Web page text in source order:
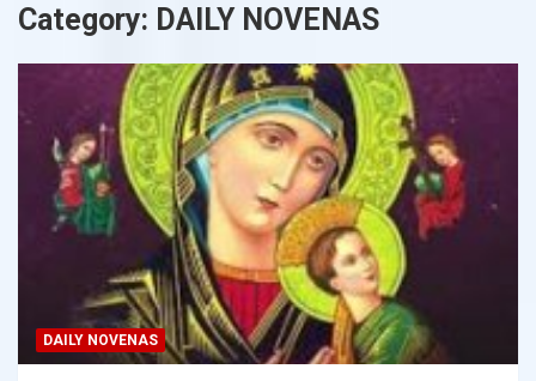
Category: DAILY NOVENAS
DAILY NOVENAS